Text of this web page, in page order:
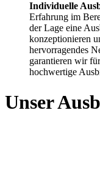
Individuelle
Erfahrung im
der Lage eine
konzeptionieren
hervorragendes
garantieren wir
hochwertige
Unser